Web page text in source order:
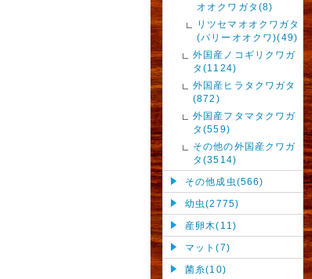
オオクワガタ(8)
リツセマオオクワガタ
(パリーオオクワ)(49)
外国産ノコギリクワガ
タ(1124)
外国産ヒラタクワガタ
(872)
外国産フタマタクワガ
タ(559)
その他の外国産クワガ
タ(3514)
その他成虫(566)
幼虫(2775)
産卵木(11)
マット(7)
菌糸(10)